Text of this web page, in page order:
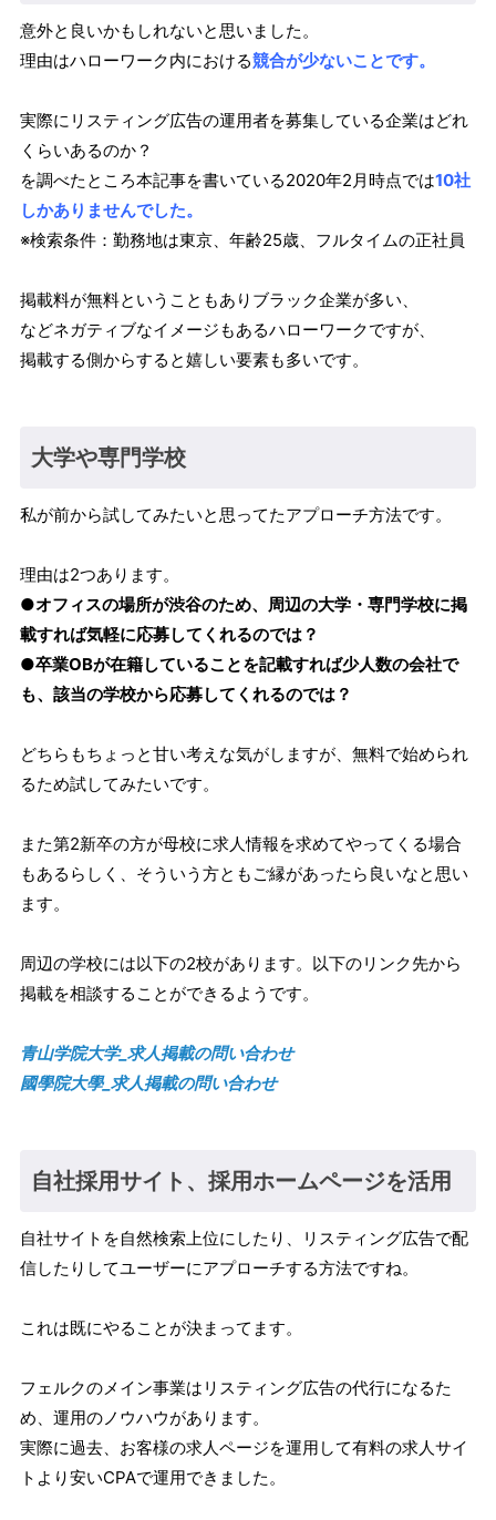
意外と良いかもしれないと思いました。
理由はハローワーク内における競合が少ないことです。
実際にリスティング広告の運用者を募集している企業はどれ
くらいあるのか？
を調べたところ本記事を書いている2020年2月時点では10社
しかありませんでした。
※検索条件：勤務地は東京、年齢25歳、フルタイムの正社員
掲載料が無料ということもありブラック企業が多い、
などネガティブなイメージもあるハローワークですが、
掲載する側からすると嬉しい要素も多いです。
大学や専門学校
私が前から試してみたいと思ってたアプローチ方法です。
理由は2つあります。
●オフィスの場所が渋谷のため、周辺の大学・専門学校に掲
載すれば気軽に応募してくれるのでは？
●卒業OBが在籍していることを記載すれば少人数の会社で
も、該当の学校から応募してくれるのでは？
どちらもちょっと甘い考えな気がしますが、無料で始められ
るため試してみたいです。
また第2新卒の方が母校に求人情報を求めてやってくる場合
もあるらしく、そういう方ともご縁があったら良いなと思い
ます。
周辺の学校には以下の2校があります。以下のリンク先から
掲載を相談することができるようです。
青山学院大学_求人掲載の問い合わせ
國學院大學_求人掲載の問い合わせ
自社採用サイト、採用ホームページを活用
自社サイトを自然検索上位にしたり、リスティング広告で配
信したりしてユーザーにアプローチする方法ですね。
これは既にやることが決まってます。
フェルクのメイン事業はリスティング広告の代行になるた
め、運用のノウハウがあります。
実際に過去、お客様の求人ページを運用して有料の求人サイ
トより安いCPAで運用できました。